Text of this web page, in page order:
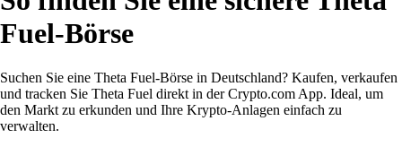
Fuel-Börse
Suchen Sie eine Theta Fuel-Börse in Deutschland? Kaufen, verkaufen
und tracken Sie Theta Fuel direkt in der Crypto.com App. Ideal, um
den Markt zu erkunden und Ihre Krypto-Anlagen einfach zu
verwalten.